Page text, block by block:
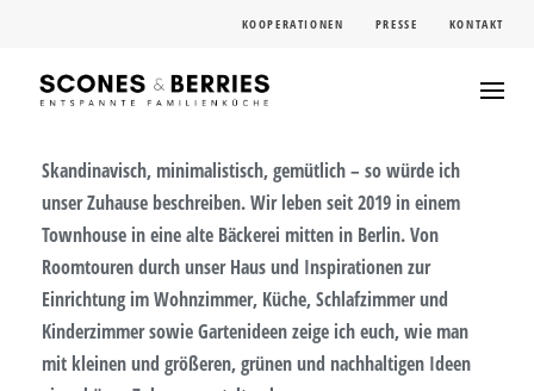
content
KOOPERATIONEN PRESSE KONTAKT
Skandinavisch, minimalistisch, gemütlich – so würde ich
unser Zuhause beschreiben. Wir leben seit 2019 in einem
Townhouse in eine alte Bäckerei mitten in Berlin. Von
Roomtouren durch unser Haus und Inspirationen zur
Einrichtung im Wohnzimmer, Küche, Schlafzimmer und
Kinderzimmer sowie Gartenideen zeige ich euch, wie man
mit kleinen und größeren, grünen und nachhaltigen Ideen